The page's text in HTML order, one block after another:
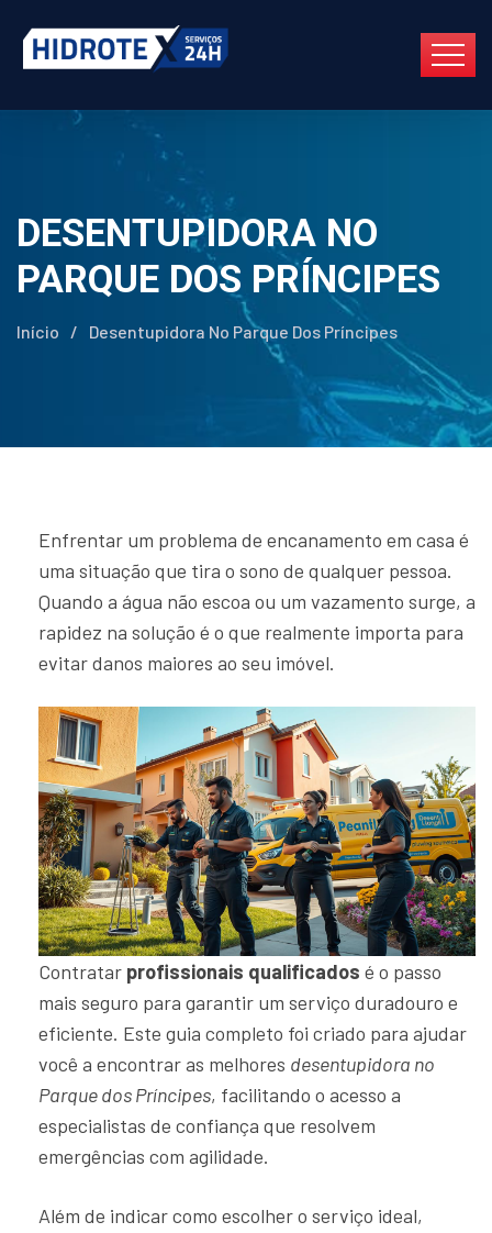
DESENTUPIDORA NO
PARQUE DOS PRÍNCIPES
Início / Desentupidora No Parque Dos Príncipes
Enfrentar um problema de encanamento em casa é
uma situação que tira o sono de qualquer pessoa.
Quando a água não escoa ou um vazamento surge, a
rapidez na solução é o que realmente importa para
evitar danos maiores ao seu imóvel.
Contratar profissionais qualificados é o passo
mais seguro para garantir um serviço duradouro e
eficiente. Este guia completo foi criado para ajudar
você a encontrar as melhores desentupidora no
Parque dos Príncipes, facilitando o acesso a
especialistas de confiança que resolvem
emergências com agilidade.
Além de indicar como escolher o serviço ideal,